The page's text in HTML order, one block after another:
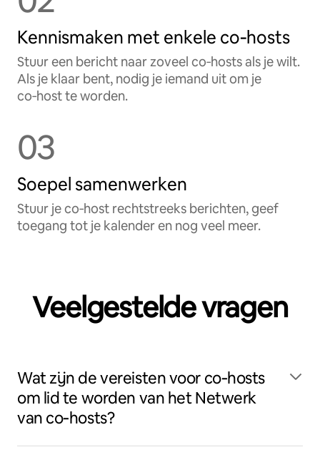
Kennismaken met enkele co‑hosts
Stuur een bericht naar zoveel co‑hosts als je wilt.
Als je klaar bent, nodig je iemand uit om je
co‑host te worden.
03
Soepel samenwerken
Stuur je co‑host rechtstreeks berichten, geef
toegang tot je kalender en nog veel meer.
Veelgestelde vragen
Wat zijn de vereisten voor co‑hosts
om lid te worden van het Netwerk
van co‑hosts?